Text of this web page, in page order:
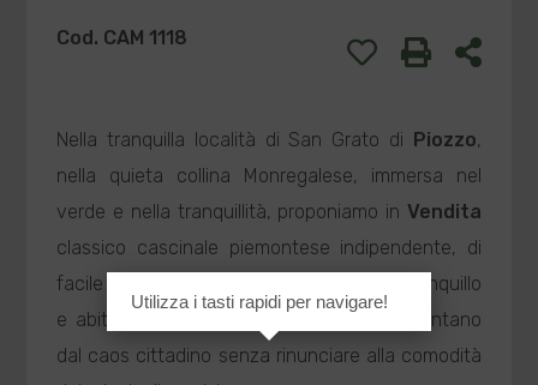
Cod. CAM 1118
Nella tranquilla località di San Grato di Piozzo,
nella quieta collina Monregalese, immersa nel
verde e nella tranquillità, proponiamo in Vendita
classico cascinale piemontese indipendente, di
facile accesso in contesto residenziale tranquillo
e abitato, ideale per chi desidera vivere lontano
dal caos cittadino senza rinunciare alla comodità
Utilizza i tasti rapidi per navigare!